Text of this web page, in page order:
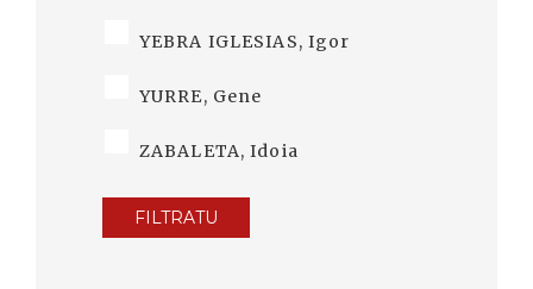
YEBRA IGLESIAS, Igor
YURRE, Gene
ZABALETA, Idoia
FILTRATU